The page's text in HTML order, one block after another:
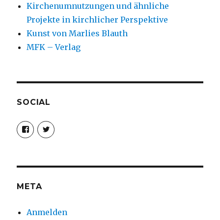
Kirchenumnutzungen und ähnliche
Projekte in kirchlicher Perspektive
Kunst von Marlies Blauth
MFK – Verlag
SOCIAL
Profil
von
christoph.fleischer1
anzeigen
Profil
von
anzeigen
META
Anmelden